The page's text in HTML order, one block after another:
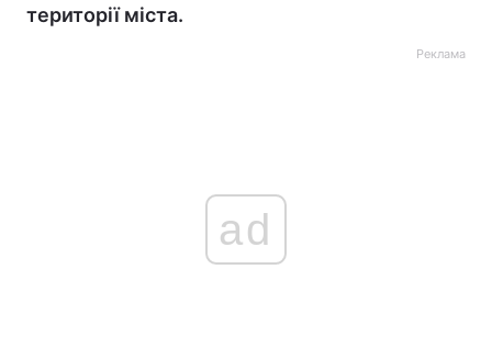
території міста.
Реклама
ad